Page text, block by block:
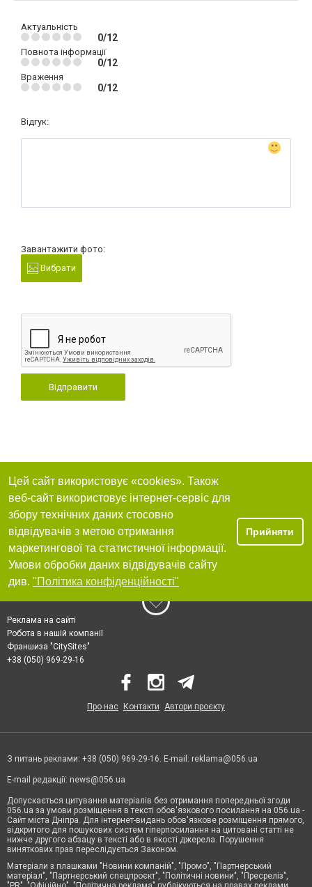
Актуальність
0/12
Повнота інформації
0/12
Враження
0/12
Відгук:
Завантажити фото:
Вибрати
Відправити
Цей сайт використовує «cookies». Також
веб-сайт використовує інтернет-сервіс для
збору технічних даних стосовно
відвідувачів з метою отримання
маркетингової та статистичної інформації.
Умови обробки даних відвідувачів сайту
див. "Політика конфіденційності"
Прийняти
Реклама на сайті
Робота в нашій компанії
Франшиза "CitySites"
+38 (050) 969-29-16
Про нас Контакти Автори проєкту
З питань реклами: +38 (050) 969-29-16. E-mail: reklama@056.ua
E-mail редакції: news@056.ua
Допускається цитування матеріалів без отримання попередньої згоди
056.ua за умови розміщення в тексті обов'язкового посилання на 056.ua -
Сайт міста Дніпра. Для інтернет-видань обов'язкове розміщення прямого,
відкритого для пошукових систем гіперпосилання на цитовані статті не
нижче другого абзацу в тексті або в якості джерела. Порушення
виняткових прав переслідується Законом.
Матеріали з плашками "Новини компаній", "Промо", "Партнерський
матеріал", "Партнерський спецпроєкт", "Політичні новини", "Пресреліз",